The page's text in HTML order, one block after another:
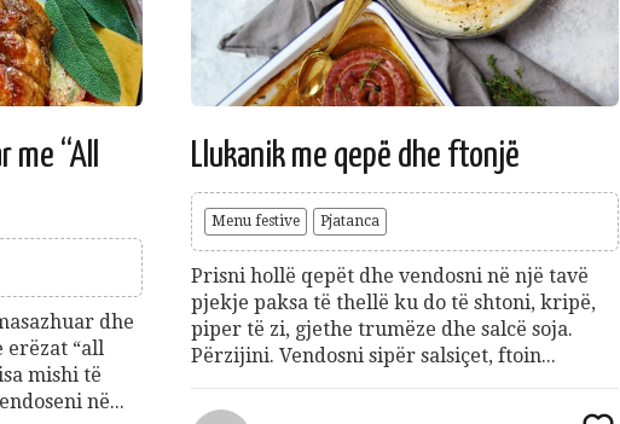
“All
dhe
erëzat “all
mishi të
në...
Llukanik me qepë dhe ftonjë
Menu festive Pjatanca
Prisni hollë qepët dhe vendosni në një tavë
pjekje paksa të thellë ku do të shtoni, kripë,
piper të zi, gjethe trumëze dhe salcë soja.
Përzijini. Vendosni sipër salsiçet, ftoin...
Jeto Dashuro Ushqehu
70